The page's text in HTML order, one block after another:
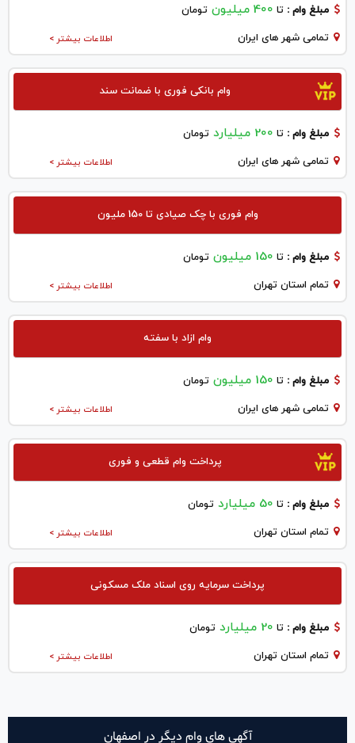
مبلغ وام : تا 400 میلیون تومان
اطلاعات بیشتر > تمامی شهر های ایران
وام بانکی فوری با ضمانت سند
مبلغ وام : تا 200 میلیارد تومان
اطلاعات بیشتر > تمامی شهر های ایران
وام فوری با چک صیادی تا 150 ملیون
مبلغ وام : تا 150 میلیون تومان
اطلاعات بیشتر > تمام استان تهران
وام ازاد با سفته
مبلغ وام : تا 150 میلیون تومان
اطلاعات بیشتر > تمامی شهر های ایران
پرداخت وام قطعی و فوری
مبلغ وام : تا 50 میلیارد تومان
اطلاعات بیشتر > تمام استان تهران
پرداخت سرمایه روی اسناد ملک مسکونی
مبلغ وام : تا 20 میلیارد تومان
اطلاعات بیشتر > تمام استان تهران
آگهی های وام دیگر در اصفهان